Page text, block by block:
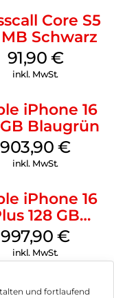
und fortlaufend
Core S5
MB Schwarz
91,90 €
inkl. MwSt.
iPhone 16
GB Blaugrün
903,90€
inkl. MwSt.
iPhone 16
128 GB
Schwarz
997,90€
inkl. MwSt.